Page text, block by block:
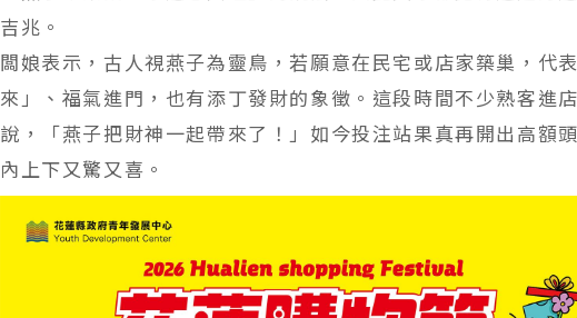
吉兆。
闆娘表示，古人視燕子為靈鳥，若願意在民宅或店家築巢，代
來」、福氣進門，也有添丁發財的象徵。這段時間不少熟客進
說，「燕子把財神一起帶來了！」如今投注站果真再開出高額
內上下又驚又喜。